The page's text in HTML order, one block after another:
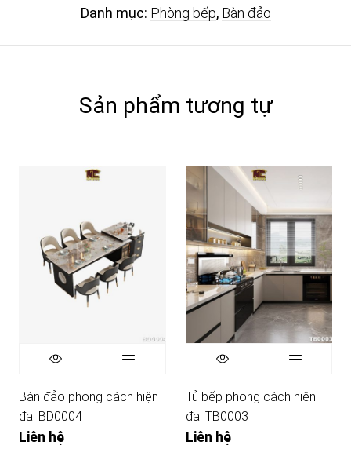
Danh mục: Phòng bếp, Bàn đảo
Sản phẩm tương tự
Bàn đảo phong cách hiện
đại BD0004
Liên hệ
Tủ bếp phong cách hiện
đại TB0003
Liên hệ